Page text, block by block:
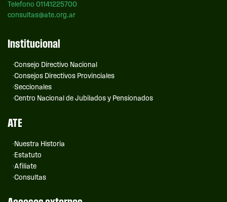
Telefono 01141225700
consultas@ate.org.ar
Institucional
Consejo Directivo Nacional
Consejos Directivos Provinciales
Seccionales
Centro Nacional de Jubilados y Pensionados
ATE
Nuestra Historia
Estatuto
Afiliate
Consultas